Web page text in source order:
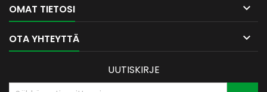
OMAT TIETOSI 
OTA YHTEYTTÄ 
UUTISKIRJE